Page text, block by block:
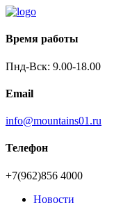
Время работы
Пнд-Вск: 9.00-18.00
Email
info@mountains01.ru
Телефон
+7(962)856 4000
Новости